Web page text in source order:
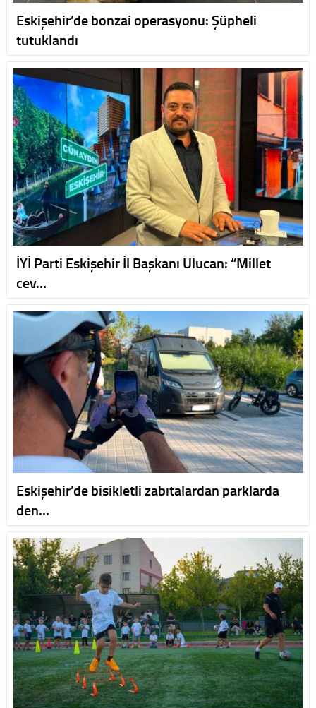
Eskişehir’de bonzai operasyonu: Şüpheli
tutuklandı
İYİ Parti Eskişehir İl Başkanı Ulucan: “Millet
cev…
Eskişehir’de bisikletli zabıtalardan parklarda
den…